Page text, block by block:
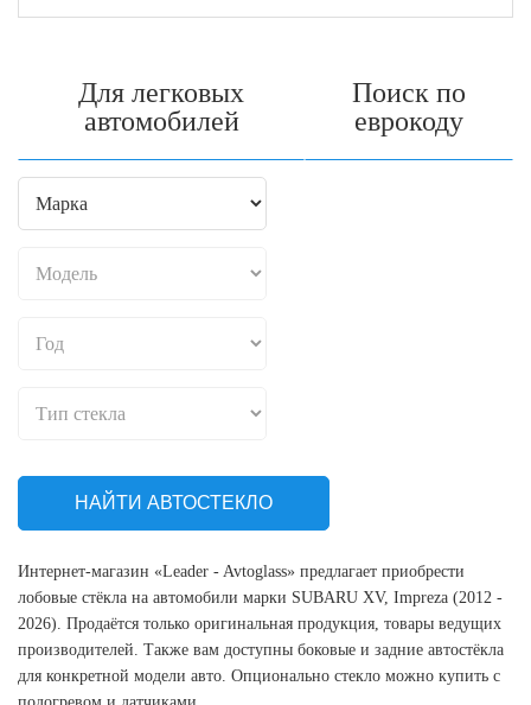
Для легковых
автомобилей
Поиск по
еврокоду
НАЙТИ АВТОСТЕКЛО
Интернет-магазин «Leader - Avtoglass» предлагает приобрести
лобовые стёкла на автомобили марки SUBARU XV, Impreza (2012 -
2026). Продаётся только оригинальная продукция, товары ведущих
производителей. Также вам доступны боковые и задние автостёкла
для конкретной модели авто. Опционально стекло можно купить с